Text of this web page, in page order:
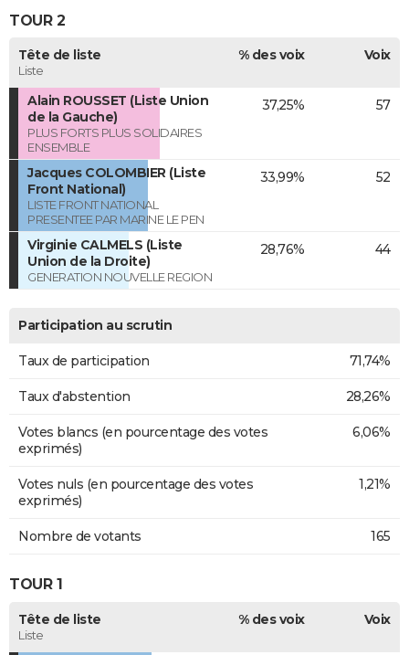
TOUR 2
Tête de liste
Liste
% des voix Voix
Alain ROUSSET (Liste Union
de la Gauche)
PLUS FORTS PLUS SOLIDAIRES
ENSEMBLE
37,25% 57
Jacques COLOMBIER (Liste
Front National)
LISTE FRONT NATIONAL
PRESENTEE PAR MARINE LE PEN
33,99% 52
Virginie CALMELS (Liste
Union de la Droite)
GENERATION NOUVELLE REGION
28,76% 44
Participation au scrutin
Taux de participation 71,74%
Taux d'abstention 28,26%
Votes blancs (en pourcentage des votes
exprimés)
6,06%
Votes nuls (en pourcentage des votes
exprimés)
1,21%
Nombre de votants 165
TOUR 1
Tête de liste
Liste
% des voix Voix